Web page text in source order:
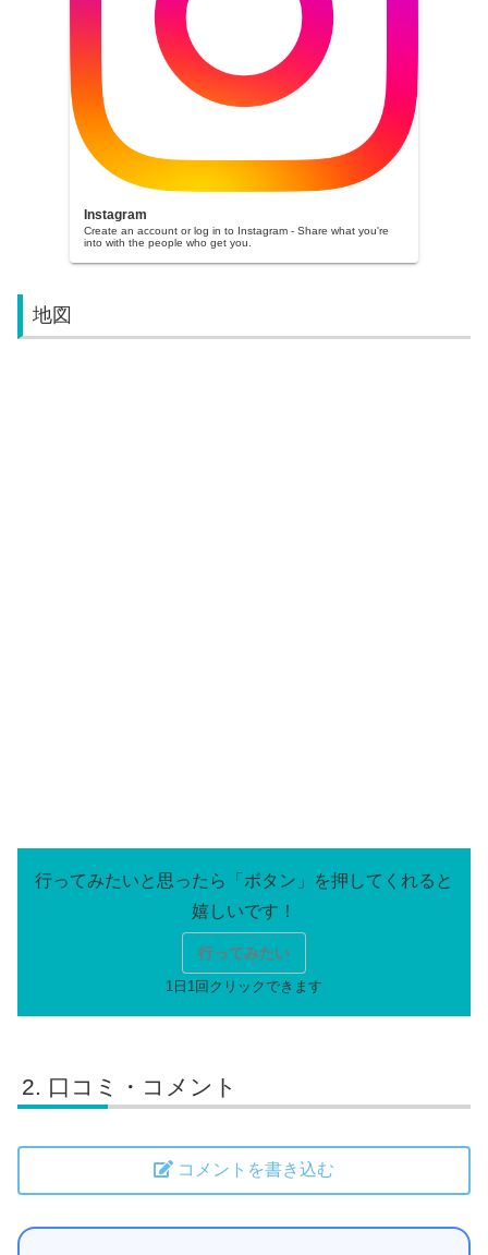
Instagram
Create an account or log in to Instagram - Share what you're
into with the people who get you.
地図
行ってみたい
口コミ・コメント
コメントを書き込む